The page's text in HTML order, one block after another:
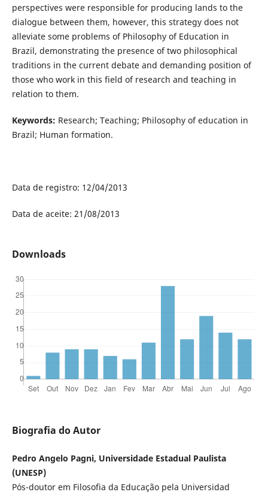
perspectives were responsible for producing lands to the
dialogue between them, however, this strategy does not
alleviate some problems of Philosophy of Education in
Brazil, demonstrating the presence of two philosophical
traditions in the current debate and demanding position of
those who work in this field of research and teaching in
relation to them.
Keywords: Research; Teaching; Philosophy of education in
Brazil; Human formation.
Data de registro: 12/04/2013
Data de aceite: 21/08/2013
Downloads
Biografia do Autor
Pedro Angelo Pagni, Universidade Estadual Paulista
(UNESP)
Pós-doutor em Filosofia da Educação pela Universidad